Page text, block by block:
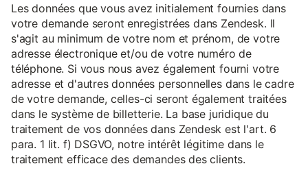
Les données que vous avez initialement fournies dans
votre demande seront enregistrées dans Zendesk. Il
s'agit au minimum de votre nom et prénom, de votre
adresse électronique et/ou de votre numéro de
téléphone. Si vous nous avez également fourni votre
adresse et d'autres données personnelles dans le cadre
de votre demande, celles-ci seront également traitées
dans le système de billetterie. La base juridique du
traitement de vos données dans Zendesk est l'art. 6
para. 1 lit. f) DSGVO, notre intérêt légitime dans le
traitement efficace des demandes des clients.